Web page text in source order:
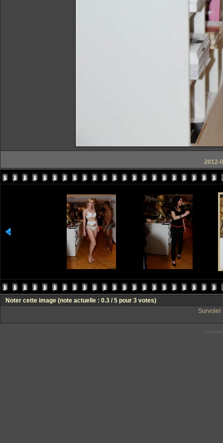
2012-
Noter cette image (note actuelle : 0.3 / 5 pour 3 votes)
Survoler